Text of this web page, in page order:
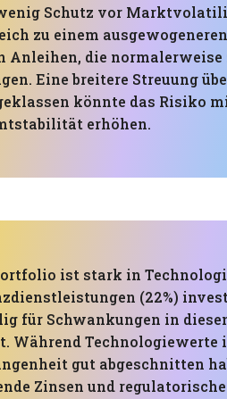
Schutz vor
zu einem
Anleihen, die
Eine breitere Streuung
könnte das Risiko
erhöhen.
ist stark in
(22%)
für Schwankungen in
Während Technologiewerte
gut abgeschnitten
Zinsen und